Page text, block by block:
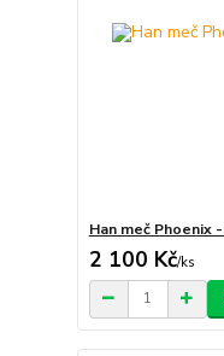
Han meč Phoenix
2 100 Kč/ks